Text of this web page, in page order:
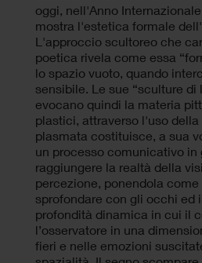
oggi, nell'Anno
mostra l'estetica formale
L'approccio scultoreo che
poetica rivela come essa
lo spazio vuoto, quando
sensibile. Le sue “sculture di
evocano quindi la materia
plastici, attraverso l'uso
plasmata costituisce, a sua
un processo comunicativo in
raggiungere la realtà della
percezione, ponendola
sprofondare con gli occhi ed
profondità dinamica in cui il
l’osservatore in una
fieri e nelle emozioni